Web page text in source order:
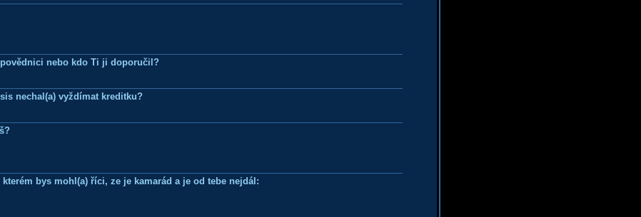
nebo kdo Ti ji doporučil?
nechal(a) vyždímat kreditku?
bys mohl(a) říci, ze je kamarád a je od tebe nejdál: